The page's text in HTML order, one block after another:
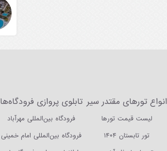
انواع تورهای مقتدر سیر
لیست قیمت تورها
تور تابستان ۱۴۰۴
تابلوی پروازی فرودگاه‌ها
فرودگاه بین‌المللی مهرآباد
فرودگاه بین‌المللی امام خمینی